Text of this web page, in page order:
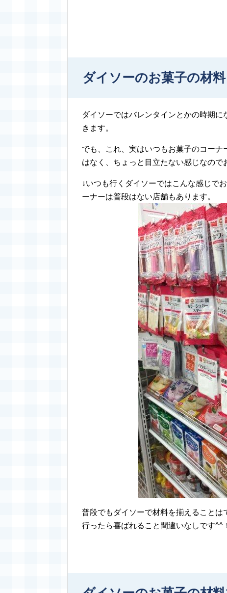
ダイソーのお菓子の材料
ダイソーではバレンタインとかの時期
きます。
でも、これ、実はいつもお菓子のコー
はなく、ちょっと目立たない感じなので
↓いつも行くダイソーではこんな感じで
ーナーは普段はない店舗もあります。
普段でもダイソーで材料を揃えること
行ったら喜ばれること間違いなしです^^！